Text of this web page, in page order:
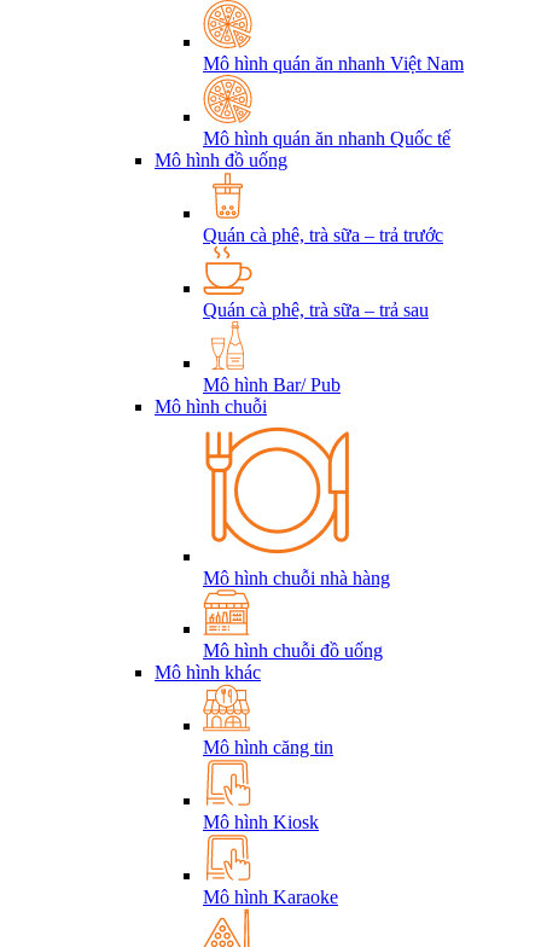
Mô hình quán ăn nhanh Việt Nam
Mô hình quán ăn nhanh Quốc tế
Mô hình đồ uống
Quán cà phê, trà sữa – trả trước
Quán cà phê, trà sữa – trả sau
Mô hình Bar/ Pub
Mô hình chuỗi
Mô hình chuỗi nhà hàng
Mô hình chuỗi đồ uống
Mô hình khác
Mô hình căng tin
Mô hình Kiosk
Mô hình Karaoke